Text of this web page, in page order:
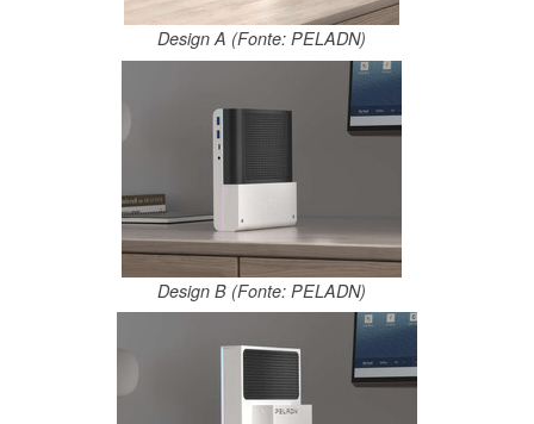
Design A (Fonte: PELADN)
Design B (Fonte: PELADN)